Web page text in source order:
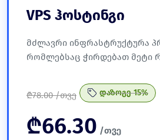
VPS ჰოსტინგი
მძლავრი ინფრასტრუქტურა
რომლებსაც ჭირდებათ მეტი
₾78.00 /თვე დაზოგე 15%
₾66.30 /თვე